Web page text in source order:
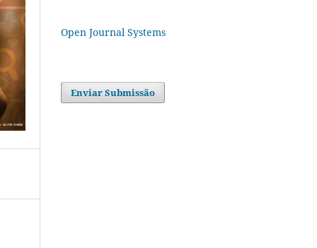
Open Journal Systems
Enviar Submissão